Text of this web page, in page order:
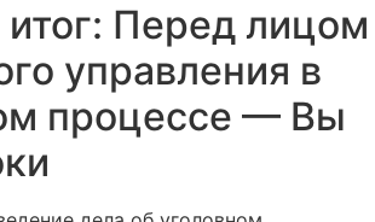
Перед лицом
управления в
процессе — Вы